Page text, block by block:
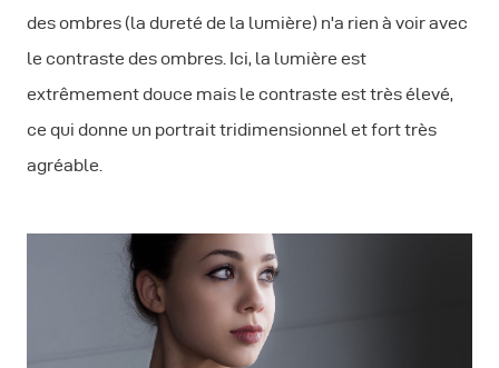
des ombres (la dureté de la lumière) n'a rien à voir avec
le contraste des ombres. Ici, la lumière est
extrêmement douce mais le contraste est très élevé,
ce qui donne un portrait tridimensionnel et fort très
agréable.